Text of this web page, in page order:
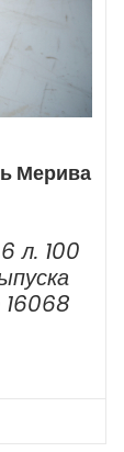
Мерива
л. 100